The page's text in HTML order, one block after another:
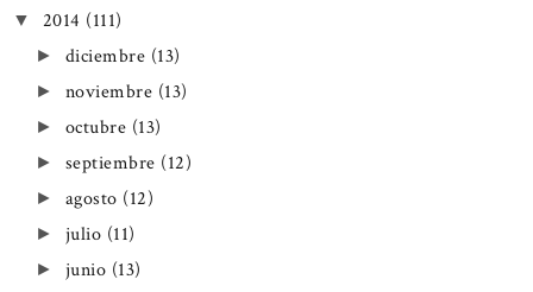
▼ 2014 (111)
► diciembre (13)
► noviembre (13)
► octubre (13)
► septiembre (12)
► agosto (12)
► julio (11)
► junio (13)